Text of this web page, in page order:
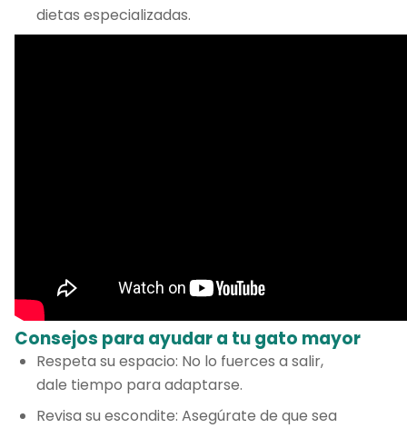
dietas especializadas.
Consejos para ayudar a tu gato mayor
Respeta su espacio: No lo fuerces a salir,
dale tiempo para adaptarse.
Revisa su escondite: Asegúrate de que sea